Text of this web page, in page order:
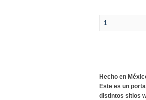
1
Hecho en
Este es un
distintos sitios